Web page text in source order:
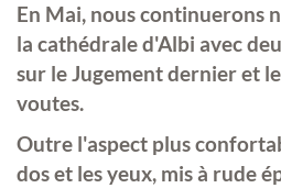
En Mai, nous continuerons
la cathédrale d'Albi avec
sur le Jugement dernier et
voutes.
Outre l'aspect plus
dos et les yeux, mis à rude